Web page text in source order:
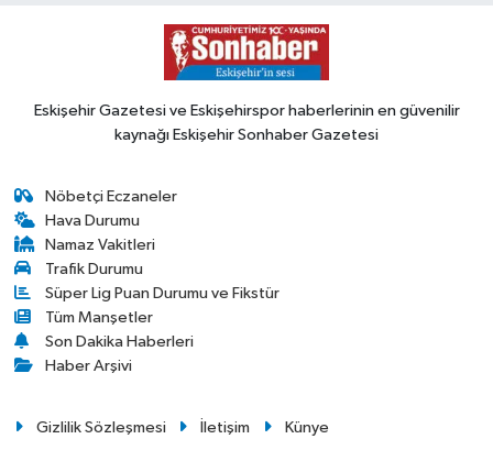
Eskişehir Gazetesi ve Eskişehirspor haberlerinin en güvenilir
kaynağı Eskişehir Sonhaber Gazetesi
Nöbetçi Eczaneler
Hava Durumu
Namaz Vakitleri
Trafik Durumu
Süper Lig Puan Durumu ve Fikstür
Tüm Manşetler
Son Dakika Haberleri
Haber Arşivi
Gizlilik Sözleşmesi İletişim Künye